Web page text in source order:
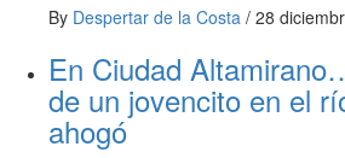
By Despertar de la Costa / 28
En Ciudad
de un jovencito en el
ahogó